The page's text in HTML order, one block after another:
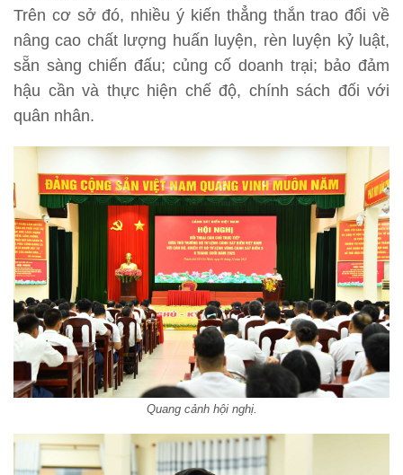
Trên cơ sở đó, nhiều ý kiến thẳng thắn trao đổi về
nâng cao chất lượng huấn luyện, rèn luyện kỷ luật,
sẵn sàng chiến đấu; củng cố doanh trại; bảo đảm
hậu cần và thực hiện chế độ, chính sách đối với
quân nhân.
Quang cảnh hội nghị.